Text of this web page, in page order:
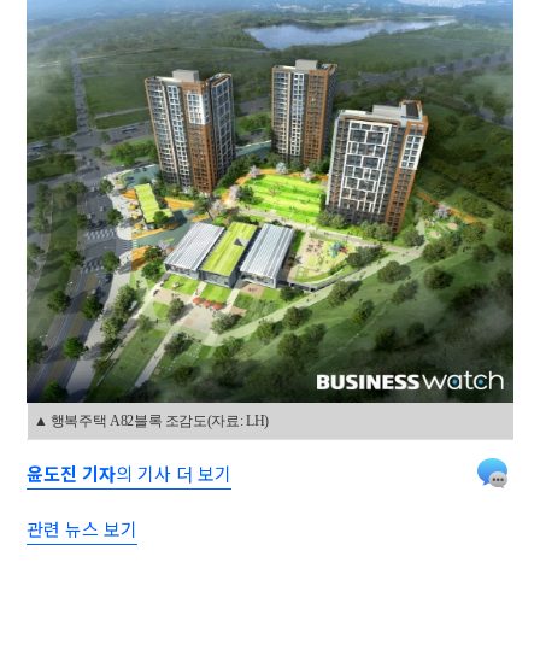
▲ 행복주택 A82블록 조감도(자료: LH)
윤도진 기자의 기사 더 보기
관련 뉴스 보기